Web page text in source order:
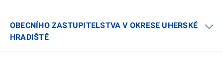
OBECNÍHO ZASTUPITELSTVA V OKRESE UHERSKÉ
HRADIŠTĚ